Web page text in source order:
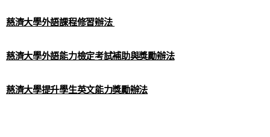
慈濟大學外語課程修習辦法
慈濟大學外語能力檢定考試補助與獎勵辦法
慈濟大學提升學生英文能力獎勵辦法